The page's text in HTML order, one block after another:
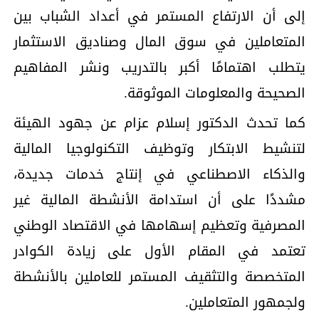
إلى أن الارتفاع المستمر في أعداد الشباب بين
المتعاملين في سوق المال وصناديق الاستثمار
يتطلب اهتمامًا أكبر بالتدريب ونشر المفاهيم
الصحيحة والمعلومات الموثوقة.
كما تحدث الدكتور إسلام عزام عن جهود الهيئة
لتنشيط الابتكار وتوظيف التكنولوجيا المالية
والذكاء الاصطناعي في إنتاج خدمات جديدة،
مشددًا على أن استدامة الأنشطة المالية غير
المصرفية وتعظيم إسهامها في الاقتصاد الوطني
تعتمد في المقام الأول على زيادة الكوادر
المتخصصة والتثقيف المستمر للعاملين بالأنشطة
ولجمهور المتعاملين.